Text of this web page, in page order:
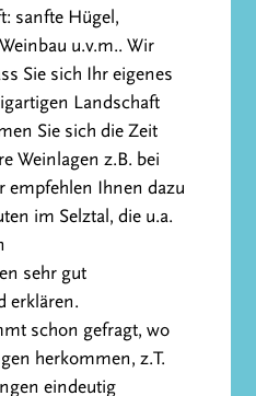
sanfte Hügel,
u.v.m.. Wir
Sie sich Ihr eigenes
Landschaft
Sie sich die Zeit
Weinlagen z.B. bei
empfehlen Ihnen dazu
im Selztal, die u.a.
sehr gut
erklären.
schon gefragt, wo
herkommen, z.T.
eindeutig